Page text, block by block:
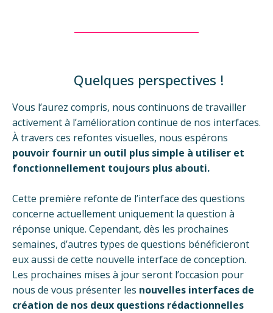
Quelques perspectives !
Vous l’aurez compris, nous continuons de travailler
activement à l’amélioration continue de nos interfaces.
À travers ces refontes visuelles, nous espérons
pouvoir fournir un outil plus simple à utiliser et
fonctionnellement toujours plus abouti.
Cette première refonte de l’interface des questions
concerne actuellement uniquement la question à
réponse unique. Cependant, dès les prochaines
semaines, d’autres types de questions bénéficieront
eux aussi de cette nouvelle interface de conception.
Les prochaines mises à jour seront l’occasion pour
nous de vous présenter les nouvelles interfaces de
création de nos deux questions rédactionnelles